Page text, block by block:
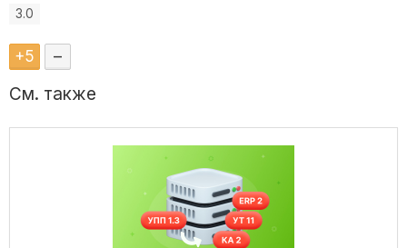
3.0
+5 –
См. также